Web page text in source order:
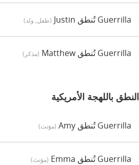
Guerrilla تُنطق Justin (طفل, ولد)
Guerrilla تُنطق Matthew (مذكر)
النطق باللهجة الأمريكية
Guerrilla تُنطق Amy (مؤنث)
Guerrilla تُنطق Emma (مؤنث)